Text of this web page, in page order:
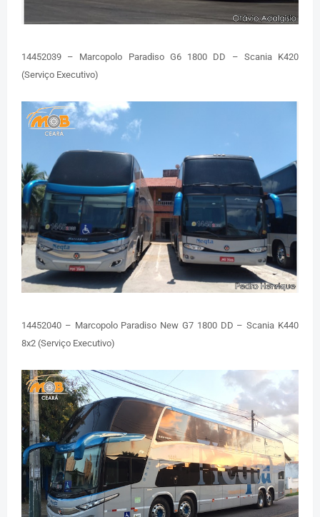
14452039 – Marcopolo Paradiso G6 1800 DD – Scania K420
(Serviço Executivo)
14452040 – Marcopolo Paradiso New G7 1800 DD – Scania K440
8x2 (Serviço Executivo)